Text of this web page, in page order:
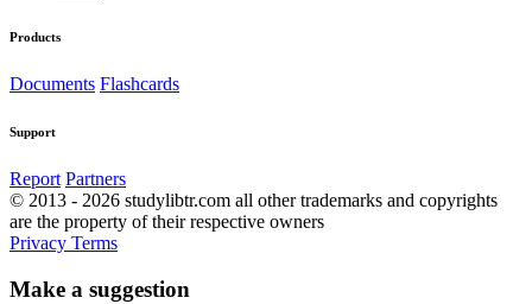
Products
Documents Flashcards
Support
Report Partners
© 2013 - 2026 studylibtr.com all other trademarks and copyrights
are the property of their respective owners
Privacy Terms
Make a suggestion